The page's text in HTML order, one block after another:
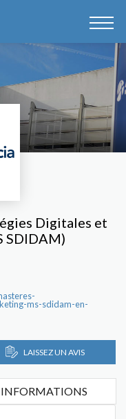
Digitales et
SDIDAM)
ms-sdidam-en-
LAISSEZ UN AVIS
INFORMATIONS